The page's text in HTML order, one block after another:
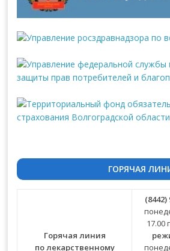
ГОРЯЧАЯ
Горячая линия
по лекарственному
(8442)
17.00